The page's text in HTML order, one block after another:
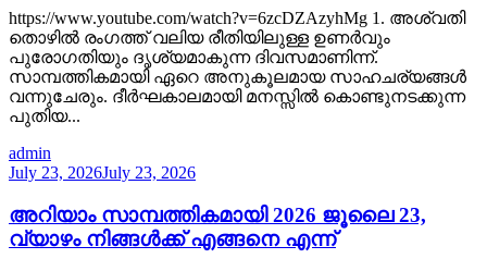
https://www.youtube.com/watch?v=6zcDZAzyhMg 1. അശ്വതി
തൊഴിൽ രംഗത്ത് വലിയ രീതിയിലുള്ള ഉണർവും
പുരോഗതിയും ദൃശ്യമാകുന്ന ദിവസമാണിന്ന്.
സാമ്പത്തികമായി ഏറെ അനുകൂലമായ സാഹചര്യങ്ങൾ
വന്നുചേരും. ദീർഘകാലമായി മനസ്സിൽ കൊണ്ടുനടക്കുന്ന
പുതിയ...
admin
July 23, 2026July 23, 2026
അറിയാം സാമ്പത്തികമായി 2026 ജൂലൈ 23,
വ്യാഴം നിങ്ങൾക്ക് എങ്ങനെ എന്ന്